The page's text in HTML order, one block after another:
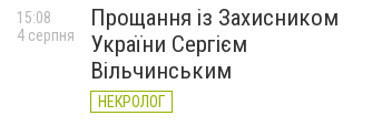
Прощання із Захисником
України Сергієм
Вільчинським
НЕКРОЛОГ
15:08
4 серпня